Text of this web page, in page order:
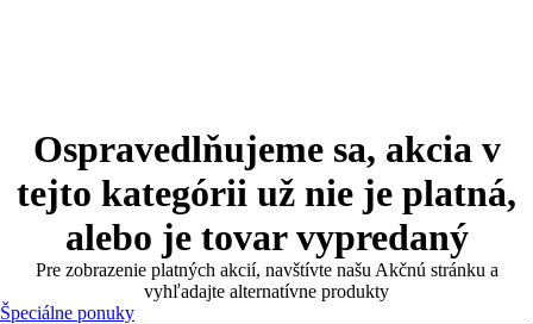
Ospravedlňujeme sa, akcia v
tejto kategórii už nie je platná,
alebo je tovar vypredaný
Pre zobrazenie platných akcií, navštívte našu Akčnú stránku a
vyhľadajte alternatívne produkty
Špeciálne ponuky